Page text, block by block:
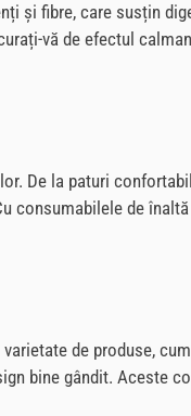
și fibre, care susțin
vă de efectul
De la paturi
de
de produse,
bine gândit. Aceste